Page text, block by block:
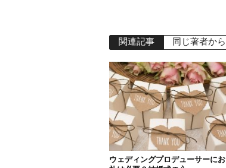
関連記事 同じ著者から
ウェディングプロデューサーにお